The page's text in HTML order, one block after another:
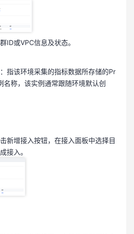
ID或VPC信息及状态。
指该环境采集的指标数据所存储的Pr
名称，该实例通常跟随环境默认创
新增接入按钮，在接入面板中选择目
接入。